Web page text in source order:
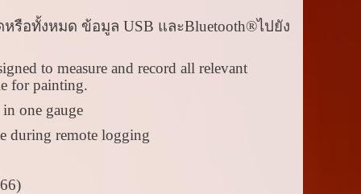
รือทั้งหมด ข้อมูล USB และBluetooth®ไปยัง
to measure and record all relevant
for painting.
one gauge
during remote logging